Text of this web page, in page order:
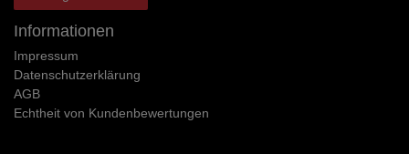
Informationen
Impressum
Daten­schutz­erklärung
AGB
Echtheit von Kundenbewertungen